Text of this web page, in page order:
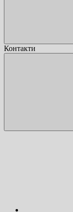
Контакти